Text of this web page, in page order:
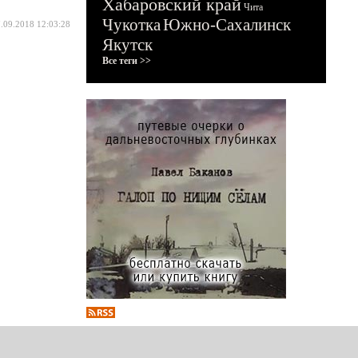
12:03:28
Хабаровский край Чита
ЧукоткаЮжно-Сахалинск
Якутск
Все теги >>